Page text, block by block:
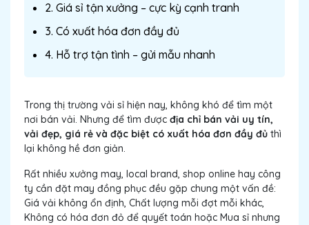
2. Giá sỉ tận xưởng – cực kỳ cạnh tranh
3. Có xuất hóa đơn đầy đủ
4. Hỗ trợ tận tình – gửi mẫu nhanh
Trong thị trường vải sỉ hiện nay, không khó để tìm một
nơi bán vải. Nhưng để tìm được địa chỉ bán vải uy tín,
vải đẹp, giá rẻ và đặc biệt có xuất hóa đơn đầy đủ thì
lại không hề đơn giản.
Rất nhiều xưởng may, local brand, shop online hay công
ty cần đặt may đồng phục đều gặp chung một vấn đề:
Giá vải không ổn định, Chất lượng mỗi đợt mỗi khác,
Không có hóa đơn đỏ để quyết toán hoặc Mua sỉ nhưng